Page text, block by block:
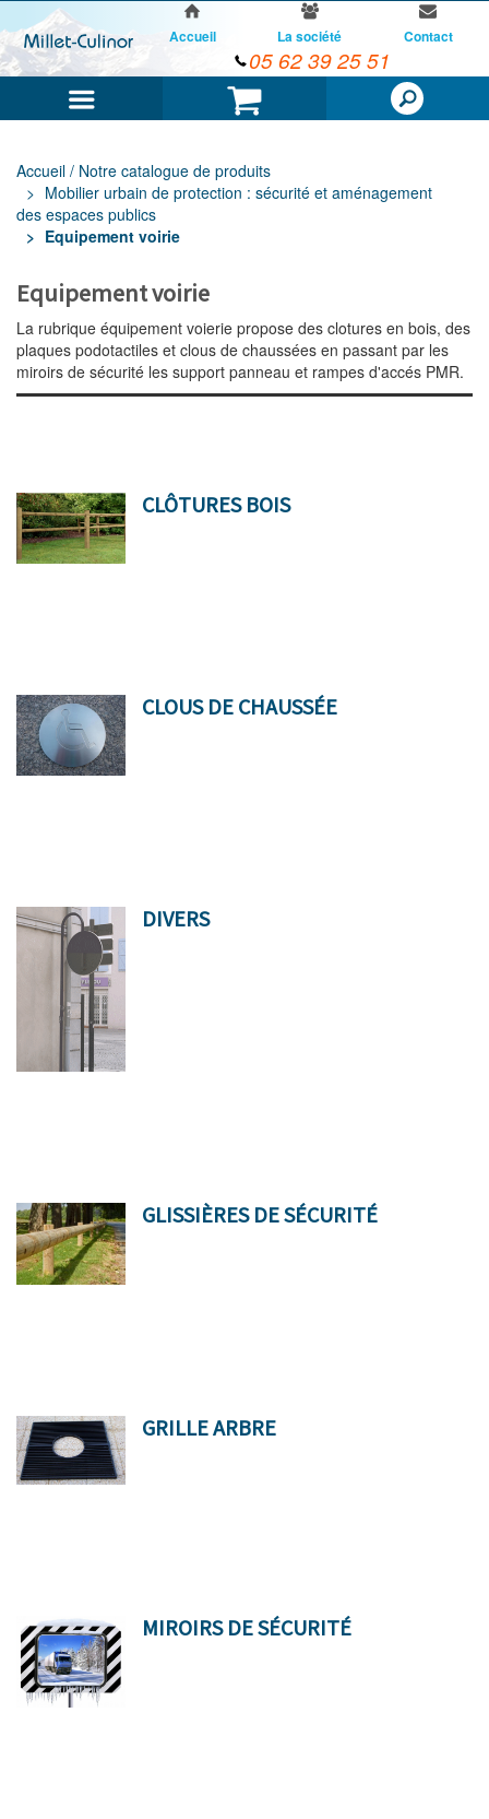
Panier
Accueil La société Contact
05 62 39 25 51
Accueil / Notre catalogue de produits
Mobilier urbain de protection : sécurité et aménagement
des espaces publics
Equipement voirie
Equipement voirie
La rubrique équipement voierie propose des clotures en bois, des
plaques podotactiles et clous de chaussées en passant par les
miroirs de sécurité les support panneau et rampes d'accés PMR.
CLÔTURES BOIS
CLOUS DE CHAUSSÉE
DIVERS
GLISSIÈRES DE SÉCURITÉ
GRILLE ARBRE
MIROIRS DE SÉCURITÉ